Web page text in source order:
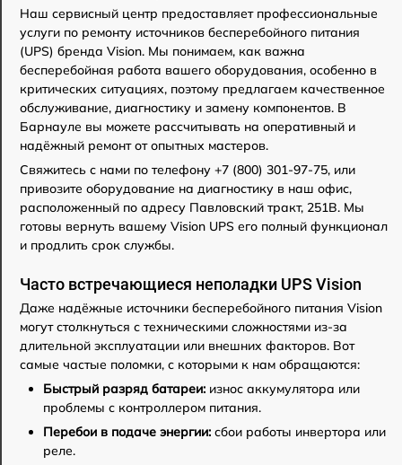
Наш сервисный центр предоставляет профессиональные
услуги по ремонту источников бесперебойного питания
(UPS) бренда Vision. Мы понимаем, как важна
бесперебойная работа вашего оборудования, особенно в
критических ситуациях, поэтому предлагаем качественное
обслуживание, диагностику и замену компонентов. В
Барнауле вы можете рассчитывать на оперативный и
надёжный ремонт от опытных мастеров.
Свяжитесь с нами по телефону +7 (800) 301-97-75, или
привозите оборудование на диагностику в наш офис,
расположенный по адресу Павловский тракт, 251В. Мы
готовы вернуть вашему Vision UPS его полный функционал
и продлить срок службы.
Часто встречающиеся неполадки UPS Vision
Даже надёжные источники бесперебойного питания Vision
могут столкнуться с техническими сложностями из-за
длительной эксплуатации или внешних факторов. Вот
самые частые поломки, с которыми к нам обращаются:
Быстрый разряд батареи: износ аккумулятора или
проблемы с контроллером питания.
Перебои в подаче энергии: сбои работы инвертора или
реле.